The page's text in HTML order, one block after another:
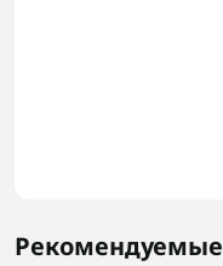
Рекомендуемые